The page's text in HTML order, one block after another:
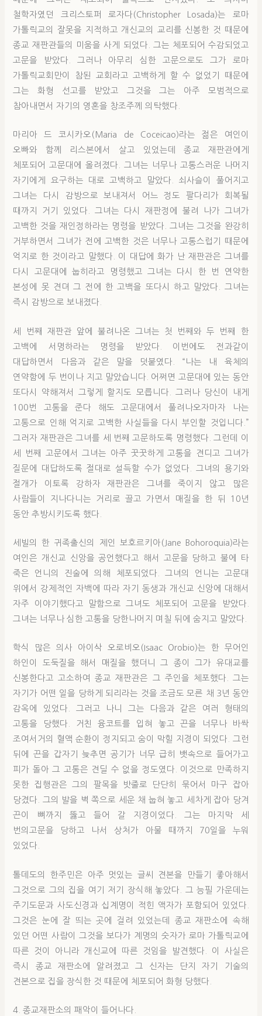
철학자였던 크리스토퍼 로자다(Christopher Losada)는 로마
가톨릭교의 잘못을 지적하고 개신교의 교리를 신봉한 것 때문에
종교 재판관들의 미움을 사게 되었다. 그는 체포되어 수감되었고
고문을 받았다. 그러나 아무리 심한 고문으로도 그가 로마
가톨릭교회만이 참된 교회라고 고백하게 할 수 없었기 때문에
그는 화형 선고를 받았고 그것을 그는 아주 모범적으로
참아내면서 자기의 영혼을 창조주께 의탁했다.
마리아 드 코시카오(Maria de Coceicao)라는 젊은 여인이
오빠와 함께 리스본에서 살고 있었는데 종교 재판관에게
체포되어 고문대에 올려졌다. 그녀는 너무나 고통스러운 나머지
자기에게 요구하는 대로 고백하고 말았다. 쇠사슬이 풀어지고
그녀는 다시 감방으로 보내져서 어느 정도 팔다리가 회복될
때까지 거기 있었다. 그녀는 다시 재판정에 불려 나가 그녀가
고백한 것을 재인정하라는 명령을 받았다. 그녀는 그것을 완강히
거부하면서 그녀가 전에 고백한 것은 너무나 고통스럽기 때문에
억지로 한 것이라고 말했다. 이 대답에 화가 난 재판관은 그녀를
다시 고문대에 눕히라고 명령했고 그녀는 다시 한 번 연약한
본성에 못 견뎌 그 전에 한 고백을 또다시 하고 말았다. 그녀는
즉시 감방으로 보내졌다.
세 번째 재판관 앞에 불려나온 그녀는 첫 번째와 두 번째 한
고백에 서명하라는 명령을 받았다. 이번에도 전과같이
대답하면서 다음과 같은 말을 덧붙였다. “나는 내 육체의
연약함에 두 번이나 지고 말았습니다. 어쩌면 고문대에 있는 동안
또다시 약해져서 그렇게 할지도 모릅니다. 그러나 당신이 내게
100번 고통을 준다 해도 고문대에서 풀려나오자마자 나는
고통으로 인해 억지로 고백한 사실들을 다시 부인할 것입니다.”
그러자 재판관은 그녀를 세 번째 고문하도록 명령했다. 그런데 이
세 번째 고문에서 그녀는 아주 꿋꿋하게 고통을 견디고 그녀가
질문에 대답하도록 절대로 설득할 수가 없었다. 그녀의 용기와
절개가 이토록 강하자 재판관은 그녀를 죽이지 않고 많은
사람들이 지나다니는 거리로 끌고 가면서 매질을 한 뒤 10년
동안 추방시키도록 했다.
세빌의 한 귀족출신의 제인 보호르키아(Jane Bohoroquia)라는
여인은 개신교 신앙을 공언했다고 해서 고문을 당하고 불에 타
죽은 언니의 진술에 의해 체포되었다. 그녀의 언니는 고문대
위에서 강제적인 자백에 따라 자기 동생과 개신교 신앙에 대해서
자주 이야기했다고 말함으로 그녀도 체포되어 고문을 받았다.
그녀는 너무나 심한 고통을 당한나머지 며칠 뒤에 숨지고 말았다.
학식 많은 의사 아이삭 오로비오(Isaac Orobio)는 한 무어인
하인이 도둑질을 해서 매질을 했더니 그 종이 그가 유대교를
신봉한다고 고소하여 종교 재판관은 그 주인을 체포했다. 그는
자기가 어떤 일을 당하게 되리라는 것을 조금도 모른 채 3년 동안
감옥에 있었다. 그러고 나니 그는 다음과 같은 여러 형태의
고통을 당했다. 거친 융코트를 입혀 놓고 끈을 너무나 바싹
조여서거의 혈액 순환이 정지되고 숨이 막힐 지경이 되었다. 그런
뒤에 끈을 갑자기 늦추면 공기가 너무 급히 뱃속으로 들어가고
피가 돌아 그 고통은 견딜 수 없을 정도였다. 이것으로 만족하지
못한 집행관은 그의 팔목을 밧줄로 단단히 묶어서 마구 잡아
당겼다. 그의 발을 벽 쪽으로 세운 채 눕혀 놓고 세차게 잡아 당겨
끈이 뼈까지 뚫고 들어 갈 지경이었다. 그는 마지막 세
번의고문을 당하고 나서 상처가 아물 때까지 70일을 누워
있었다.
톨데도의 한주민은 아주 멋있는 글씨 견본을 만들기 좋아해서
그것으로 그의 집을 여기 저기 장식해 놓았다. 그 능필 가운데는
주기도문과 사도신경과 십계명이 적힌 액자가 포함되어 있었다.
그것은 눈에 잘 띄는 곳에 걸려 있었는데 종교 재판소에 속해
있던 어떤 사람이 그것을 보다가 계명의 숫자가 로마 가톨릭교에
따른 것이 아니라 개신교에 따른 것임을 발견했다. 이 사실은
즉시 종교 재판소에 알려졌고 그 신자는 단지 자기 기술의
견본으로 집을 장식한 것 때문에 체포되어 화형 당했다.
4. 종교재판소의 패악이 들어나다.